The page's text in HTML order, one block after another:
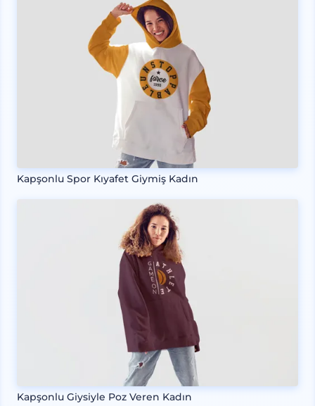
Kapşonlu Spor Kıyafet Giymiş Kadın
Kapşonlu Giysiyle Poz Veren Kadın